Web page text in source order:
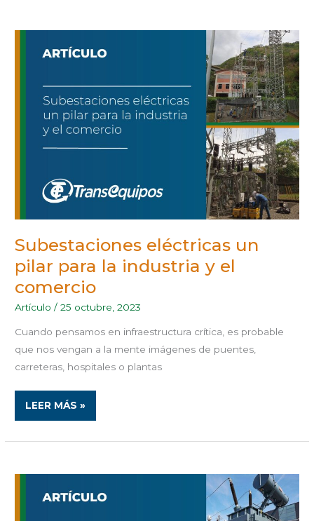
Subestaciones eléctricas un
pilar para la industria y el
comercio
Artículo /25 octubre, 2023
Cuando pensamos en infraestructura crítica, es probable
que nos vengan a la mente imágenes de puentes,
carreteras, hospitales o plantas
SUBESTACIONES
PILAR
INDUSTRIA
COMERCIO
LEER MÁS »
IMPORTANCIA
DETERMINACIÓN